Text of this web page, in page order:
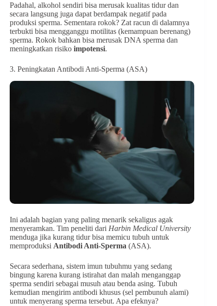
Padahal, alkohol sendiri bisa merusak kualitas tidur dan
secara langsung juga dapat berdampak negatif pada
produksi sperma. Sementara rokok? Zat racun di dalamnya
terbukti bisa mengganggu motilitas (kemampuan berenang)
sperma. Rokok bahkan bisa merusak DNA sperma dan
meningkatkan risiko impotensi.
3. Peningkatan Antibodi Anti-Sperma (ASA)
Ini adalah bagian yang paling menarik sekaligus agak
menyeramkan. Tim peneliti dari Harbin Medical University
menduga jika kurang tidur bisa memicu tubuh untuk
memproduksi Antibodi Anti-Sperma (ASA).
Secara sederhana, sistem imun tubuhmu yang sedang
bingung karena kurang istirahat dan malah menganggap
sperma sendiri sebagai musuh atau benda asing. Tubuh
kemudian mengirim antibodi khusus (sel pembunuh alami)
untuk menyerang sperma tersebut. Apa efeknya?